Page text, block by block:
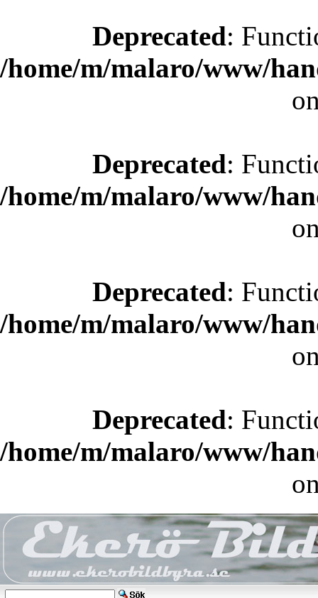
Deprecated:
/home/m/malaro/www/
Deprecated:
/home/m/malaro/www/
Deprecated:
/home/m/malaro/www/
Deprecated:
/home/m/malaro/www/